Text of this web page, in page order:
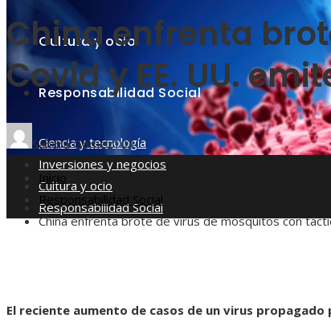
Cultura y ocio
Responsabilidad Social
Ciencia y tecnología
Inversiones y negocios
Cultura y ocio
Responsabilidad Social
China enfrenta
Covid y EE. UU.
Sandra Gomez103
Inicio
Responsabilidad Social
China enfrenta brote de virus de mosquitos con
El reciente aumento de casos de un virus